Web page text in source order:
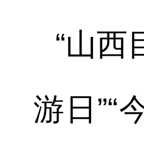
“山西
游日”“